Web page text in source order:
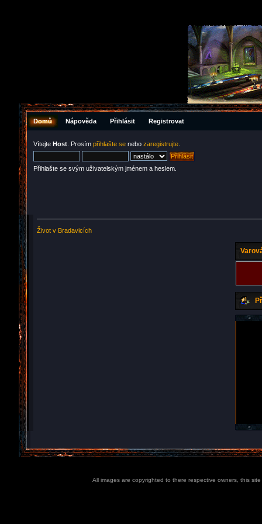
Domů Nápověda Přihlásit Registrovat
Vítejte Host . Prosím přihlašte se nebo zaregistrujte
Přihlašte se svým uživatelským jménem a heslem.
Život v Bradavicích
All images are copyrighted to there respective owners, this